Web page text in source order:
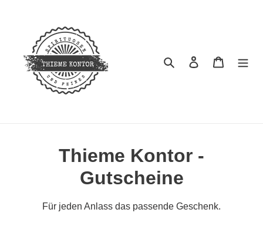
Suchen Einloggen
K
t
Thieme Kontor -
Gutscheine
Für jeden Anlass das passende Geschenk.